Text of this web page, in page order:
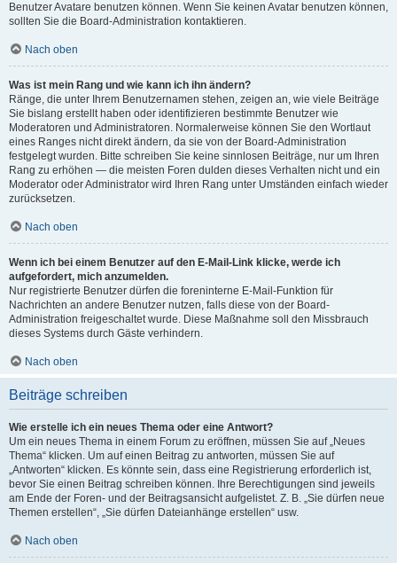
Benutzer Avatare benutzen können. Wenn Sie keinen Avatar benutzen können,
sollten Sie die Board-Administration kontaktieren.
Nach oben
Was ist mein Rang und wie kann ich ihn ändern?
Ränge, die unter Ihrem Benutzernamen stehen, zeigen an, wie viele Beiträge
Sie bislang erstellt haben oder identifizieren bestimmte Benutzer wie
Moderatoren und Administratoren. Normalerweise können Sie den Wortlaut
eines Ranges nicht direkt ändern, da sie von der Board-Administration
festgelegt wurden. Bitte schreiben Sie keine sinnlosen Beiträge, nur um Ihren
Rang zu erhöhen — die meisten Foren dulden dieses Verhalten nicht und ein
Moderator oder Administrator wird Ihren Rang unter Umständen einfach wieder
zurücksetzen.
Nach oben
Wenn ich bei einem Benutzer auf den E-Mail-Link klicke, werde ich
aufgefordert, mich anzumelden.
Nur registrierte Benutzer dürfen die foreninterne E-Mail-Funktion für
Nachrichten an andere Benutzer nutzen, falls diese von der Board-
Administration freigeschaltet wurde. Diese Maßnahme soll den Missbrauch
dieses Systems durch Gäste verhindern.
Nach oben
Beiträge schreiben
Wie erstelle ich ein neues Thema oder eine Antwort?
Um ein neues Thema in einem Forum zu eröffnen, müssen Sie auf „Neues
Thema“ klicken. Um auf einen Beitrag zu antworten, müssen Sie auf
„Antworten“ klicken. Es könnte sein, dass eine Registrierung erforderlich ist,
bevor Sie einen Beitrag schreiben können. Ihre Berechtigungen sind jeweils
am Ende der Foren- und der Beitragsansicht aufgelistet. Z. B. „Sie dürfen neue
Themen erstellen“, „Sie dürfen Dateianhänge erstellen“ usw.
Nach oben